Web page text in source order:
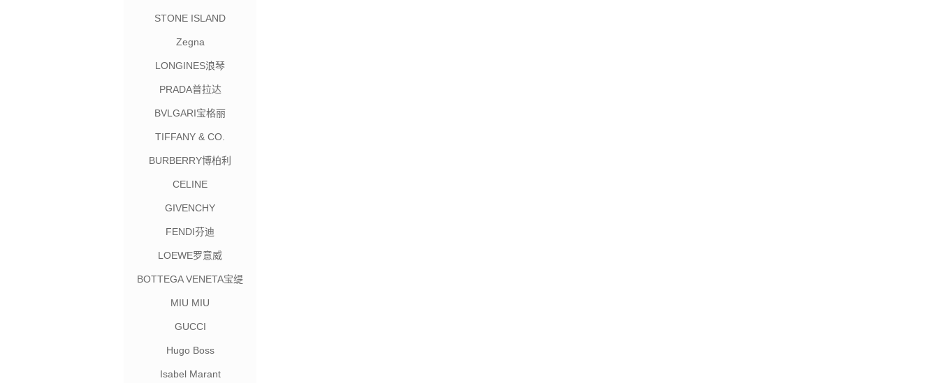
STONE ISLAND
Zegna
LONGINES浪琴
PRADA普拉达
BVLGARI宝格丽
TIFFANY & CO.
BURBERRY博柏利
CELINE
GIVENCHY
FENDI芬迪
LOEWE罗意威
BOTTEGA VENETA宝缇
MIU MIU
GUCCI
Hugo Boss
Isabel Marant